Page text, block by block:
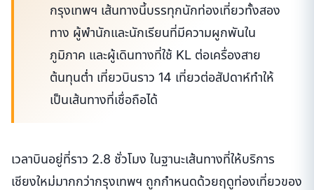
กรุงเทพฯ เส้นทางนี้บรรทุกนักท่องเที่ยวทั้งสอง
ทาง ผู้พำนักและนักเรียนที่มีความผูกพันใน
ภูมิภาค และผู้เดินทางที่ใช้ KL ต่อเครื่องสาย
ต้นทุนต่ำ เที่ยวบินราว 14 เที่ยวต่อสัปดาห์ทำให้
เป็นเส้นทางที่เชื่อถือได้
เวลาบินอยู่ที่ราว 2.8 ชั่วโมง ในฐานะเส้นทางที่ให้บริการ
เชียงใหม่มากกว่ากรุงเทพฯ ถูกกำหนดด้วยฤดูท่องเที่ยวของ